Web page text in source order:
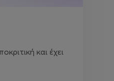
και έχει